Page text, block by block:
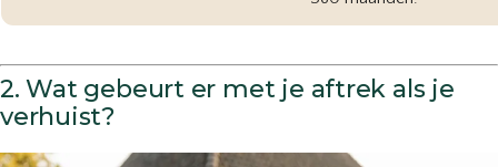
2. Wat gebeurt er met je aftrek als je
verhuist?